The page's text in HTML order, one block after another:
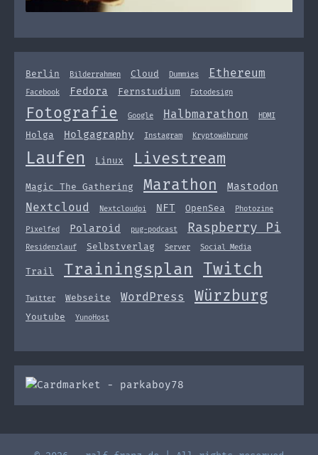
Berlin Bilderrahmen Cloud Dummies Ethereum
Facebook Fedora Fernstudium Fotodesign
Fotografie Google Halbmarathon HDMI
Holga Holgagraphy Instagram Kryptowährung
Laufen Linux Livestream
Magic The Gathering Marathon Mastodon
Nextcloud Nextcloudpi NFT OpenSea Photozine
Pixelfed Polaroid pug-podcast Raspberry Pi
Residenzlauf Selbstverlag Server Social Media
Trail Trainingsplan Twitch
Twitter Webseite WordPress Würzburg
Youtube YunoHost